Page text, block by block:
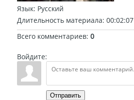
Язык: Русский
Длительность материала: 00:02:07
Всего комментариев: 0
Войдите:
Отправить